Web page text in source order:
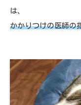
は、
かかりつけの医師の